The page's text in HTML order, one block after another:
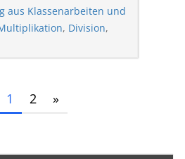
aus Klassenarbeiten und
, Division,
1 2 »